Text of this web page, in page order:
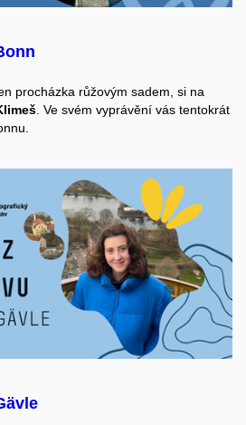
procházka růžovým sadem, si na
. Ve svém vyprávění vás tentokrát